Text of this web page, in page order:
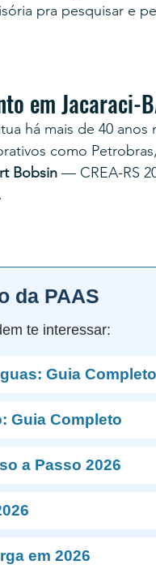
pra pesquisar e
em Jacaraci-
há mais de 40
como
Bobsin — CREA-RS
.
da PAAS
te interessar:
Guia Completo
Guia Completo
a Passo 2026
em 2026